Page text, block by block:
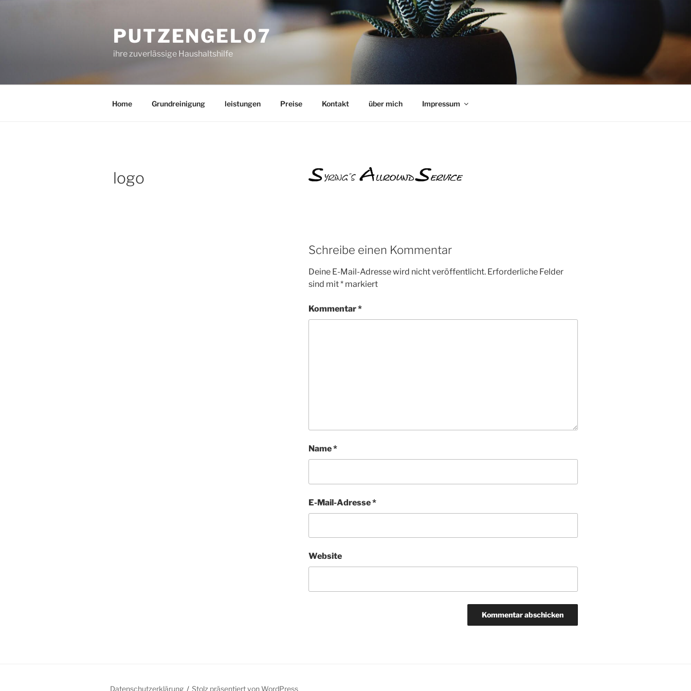
PUTZENGEL07
ihre zuverlässige Haushaltshilfe
Home Grundreinigung leistungen Preise Kontakt über mich Impressum
logo
Schreibe einen Kommentar
Deine E-Mail-Adresse wird nicht veröffentlicht. Erforderliche Felder
sind mit*markiert
Kommentar*
Name*
E-Mail-Adresse*
Website
Datenschutzerklärung Stolz präsentiert von WordPress